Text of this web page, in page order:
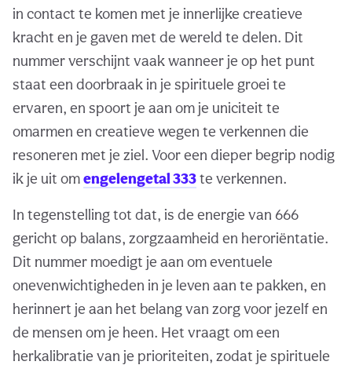
in contact te komen met je innerlijke creatieve
kracht en je gaven met de wereld te delen. Dit
nummer verschijnt vaak wanneer je op het punt
staat een doorbraak in je spirituele groei te
ervaren, en spoort je aan om je uniciteit te
omarmen en creatieve wegen te verkennen die
resoneren met je ziel. Voor een dieper begrip nodig
ik je uit omengelengetal 333te verkennen.
In tegenstelling tot dat, is de energie van 666
gericht op balans, zorgzaamheid en heroriëntatie.
Dit nummer moedigt je aan om eventuele
onevenwichtigheden in je leven aan te pakken, en
herinnert je aan het belang van zorg voor jezelf en
de mensen om je heen. Het vraagt om een
herkalibratie van je prioriteiten, zodat je spirituele